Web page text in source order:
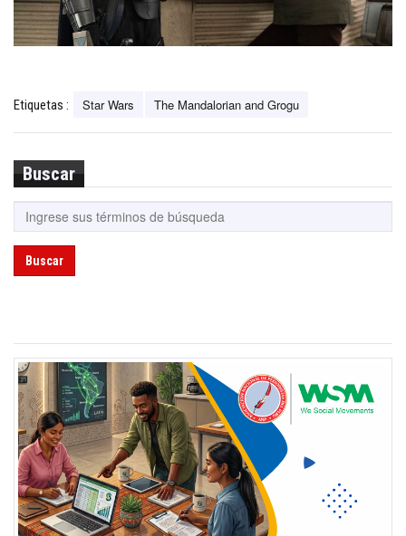
Etiquetas : Star Wars The Mandalorian and Grogu
Buscar
Buscar